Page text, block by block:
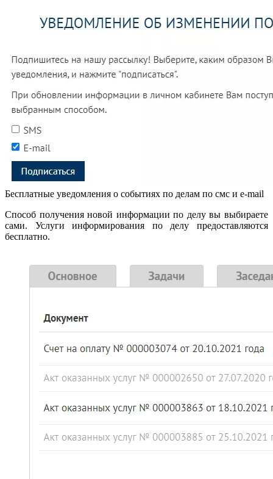
Бесплатные уведомления о событиях по делам по смс и e-mail
Способ получения новой информации по делу вы выбираете
сами. Услуги информирования по делу предоставляются
бесплатно.